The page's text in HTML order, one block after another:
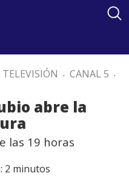
TELEVISIÓN . CANAL 5 .
abre la
las 19 horas
2 minutos